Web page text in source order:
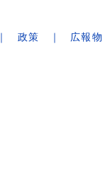
政策 広報物